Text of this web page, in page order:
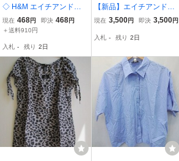
◇ H&M エイチアンドエ
ム タイダイ柄 半袖 サテ
ンカットソー サイズS ホ
ス E
現在 468円 即決 468円
＋送料910円
入札 - 残り 2日
【新品】エイチアンドエ
ム H&M クロッシェライ
026）Sサイズ ／かぎ針
トニット
現在 3,500円 即決 3,500円
入札 - 残り 2日